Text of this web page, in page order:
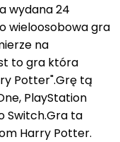
wydana 24
wieloosobowa gra
na
to gra która
Potter".Grę tą
PlayStation
Switch.Gra ta
Harry Potter.